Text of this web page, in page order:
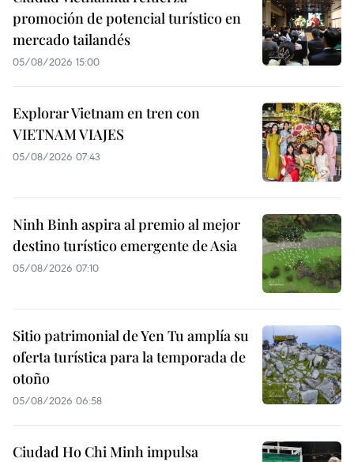
promoción de potencial turístico en
mercado tailandés
05/08/2026 15:00
Explorar Vietnam en tren con
VIETNAM VIAJES
05/08/2026 07:43
Ninh Binh aspira al premio al mejor
destino turístico emergente de Asia
05/08/2026 07:10
Sitio patrimonial de Yen Tu amplía su
oferta turística para la temporada de
otoño
05/08/2026 06:58
Ciudad Ho Chi Minh impulsa